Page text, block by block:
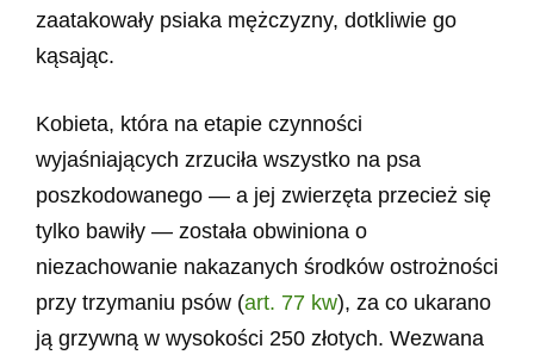
zaatakowały psiaka mężczyzny, dotkliwie go
kąsając.
Kobieta, która na etapie czynności
wyjaśniających zrzuciła wszystko na psa
poszkodowanego — a jej zwierzęta przecież się
tylko bawiły — została obwiniona o
niezachowanie nakazanych środków ostrożności
przy trzymaniu psów (art. 77 kw), za co ukarano
ją grzywną w wysokości 250 złotych. Wezwana